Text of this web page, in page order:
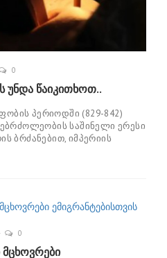
0
წაიკითხოთ..
პერიოდში (829-842)
საშინელი ერესი
ბრძანებით, იმპერიის
0
მცხოვრები